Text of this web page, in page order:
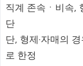
직계 존속ㆍ비속,
단
단, 형제·자매의
로 한정